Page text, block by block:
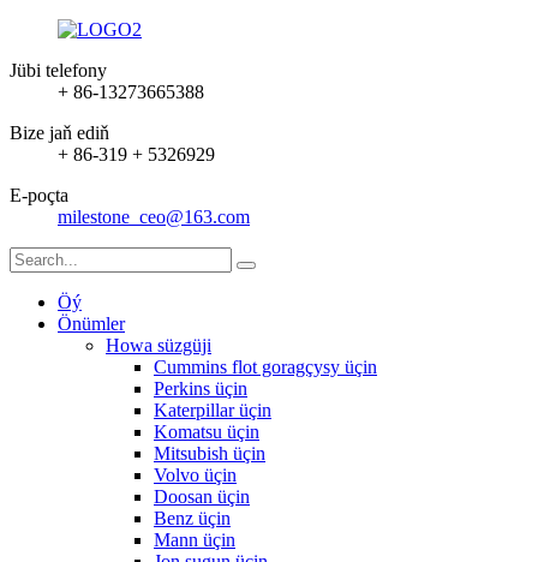
Jübi telefony
+ 86-13273665388
Bize jaň ediň
+ 86-319 + 5326929
E-poçta
milestone_ceo@163.com
Öý
Önümler
Howa süzgüji
Cummins flot goragçysy üçin
Perkins üçin
Katerpillar üçin
Komatsu üçin
Mitsubish üçin
Volvo üçin
Doosan üçin
Benz üçin
Mann üçin